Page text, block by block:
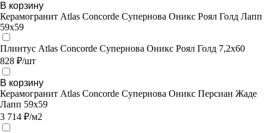
В корзину
Керамогранит Atlas Concorde Супернова Оникс Роял Голд Лапп
59х59
Плинтус Atlas Concorde Супернова Оникс Роял Голд 7,2х60
828 ₽/шт
В корзину
Керамогранит Atlas Concorde Супернова Оникс Персиан Жаде
Лапп 59х59
3 714 ₽/м2